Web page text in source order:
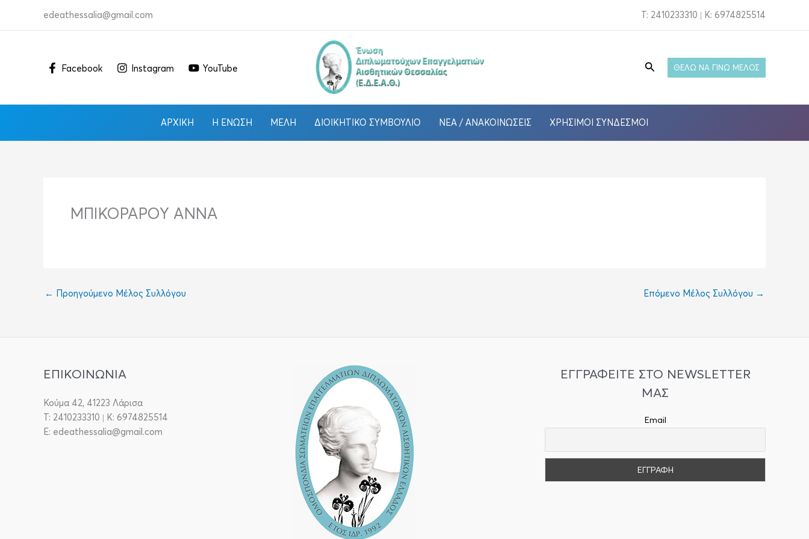
edeathessalia@gmail.com T: 2410233310 | Κ: 6974825514
Facebook Instagram YouTube ΑναζήτησηΘΕΛΩ ΝΑ ΓΙΝΩ ΜΕΛΟΣ
ΑΡΧΙΚΉ Η ΈΝΩΣΗ ΜΈΛΗ ΔΙΟΙΚΗΤΙΚΌ ΣΥΜΒΟΎΛΙΟ ΝΈΑ / ΑΝΑΚΟΙΝΏΣΕΙΣ ΧΡΉΣΙΜΟΙ ΣΎΝΔΕΣΜΟΙ
ΜΠΙΚΟΡΑΡΟΥ ΑΝΝΑ
← Προηγούμενο Μέλος Συλλόγου Επόμενο Μέλος Συλλόγου →
ΕΠΙΚΟΙΝΩΝΙΑ
Κούμα 42, 41223 Λάρισα
T: 2410233310 | Κ: 6974825514
E: edeathessalia@gmail.com
ΕΓΓΡΑΦΕΙΤΕ ΣΤΟ NEWSLETTER
ΜΑΣ
Email